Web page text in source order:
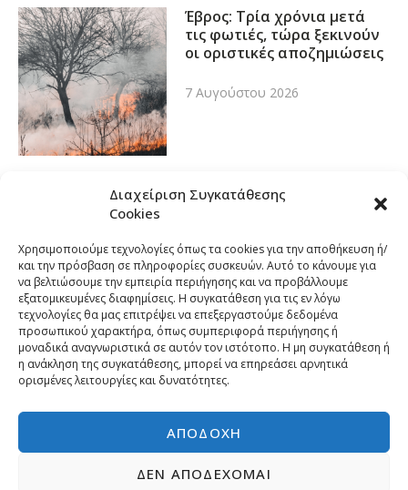
Διαχείριση Συγκατάθεσης
Cookies
Χρησιμοποιούμε τεχνολογίες όπως τα cookies για την αποθήκευση ή/
και την πρόσβαση σε πληροφορίες συσκευών. Αυτό το κάνουμε για
να βελτιώσουμε την εμπειρία περιήγησης και να προβάλλουμε
εξατομικευμένες διαφημίσεις. Η συγκατάθεση για τις εν λόγω
τεχνολογίες θα μας επιτρέψει να επεξεργαστούμε δεδομένα
προσωπικού χαρακτήρα, όπως συμπεριφορά περιήγησης ή
μοναδικά αναγνωριστικά σε αυτόν τον ιστότοπο. Η μη συγκατάθεση ή
η ανάκληση της συγκατάθεσης, μπορεί να επηρεάσει αρνητικά
ορισμένες λειτουργίες και δυνατότητες.
ΑΠΟΔΟΧΉ
ΔΕΝ ΑΠΟΔΈΧΟΜΑΙ
Έβρος: Τρία χρόνια μετά
τις φωτιές, τώρα ξεκινούν
οι οριστικές αποζημιώσεις
7 Αυγούστου 2026